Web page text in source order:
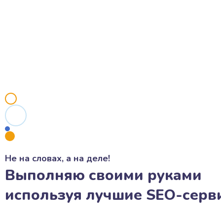
Не на словах, а на деле!
Выполняю своими руками
используя лучшие SEO-